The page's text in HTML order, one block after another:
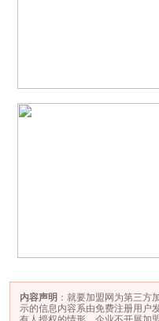
内容声明 ：就要加盟网为第三方
示的信息内容系由免费注册用户